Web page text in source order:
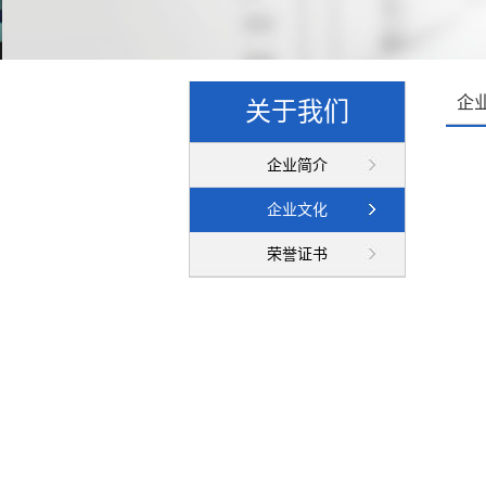
关于我们
企业简介
企业文化
荣誉证书
企